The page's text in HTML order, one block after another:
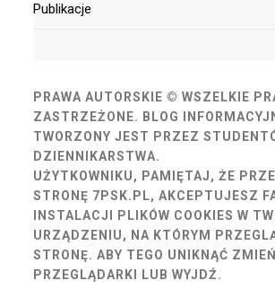
Publikacje
PRAWA AUTORSKIE © WSZELKIE
ZASTRZEŻONE. BLOG
TWORZONY JEST PRZEZ
DZIENNIKARSTWA.
UŻYTKOWNIKU, PAMIĘTAJ, ŻE
STRONĘ 7PSK.PL, AKCEPTUJESZ
INSTALACJI PLIKÓW COOKIES W
URZĄDZENIU, NA KTÓRYM
STRONĘ. ABY TEGO UNIKNĄĆ
PRZEGLĄDARKI LUB WYJDŹ.